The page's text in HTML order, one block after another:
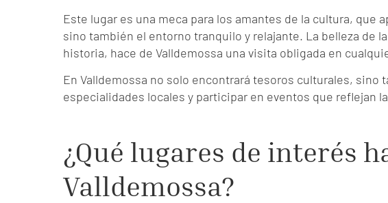
Este lugar es una meca para los amantes de la cultura, que
sino también el entorno tranquilo y relajante. La belleza de
historia, hace de Valldemossa una visita obligada en
En Valldemossa no solo encontrará tesoros culturales, sino
especialidades locales y participar en eventos que reflejan
¿Qué lugares de interés
Valldemossa?